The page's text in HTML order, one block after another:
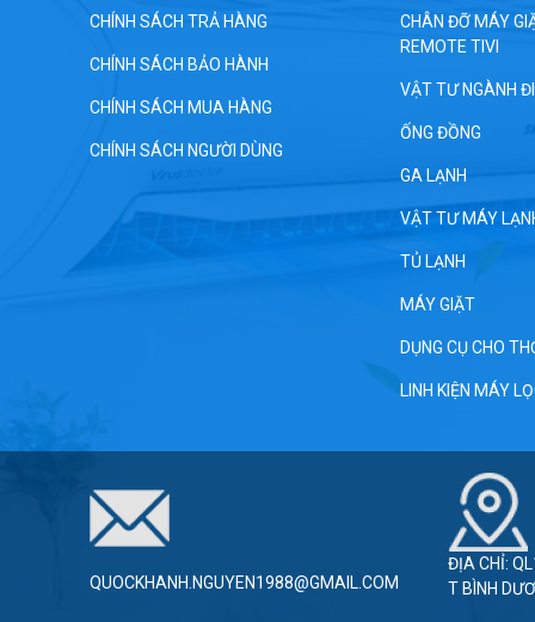
CHÍNH SÁCH TRẢ HÀNG
CHÍNH SÁCH BẢO HÀNH
CHÍNH SÁCH MUA HÀNG
CHÍNH SÁCH NGƯỜI DÙNG
CHÂN ĐỠ MÁY
REMOTE TIVI
VẬT TƯ NGÀNH
ỐNG ĐỒNG
GA LẠNH
VẬT TƯ MÁY
TỦ LẠNH
MÁY GIẶT
DỤNG CỤ CHO
LINH KIỆN MÁY
QUOCKHANH.NGUYEN1988@GMAIL.COM
ĐỊA CHỈ:
T BÌNH